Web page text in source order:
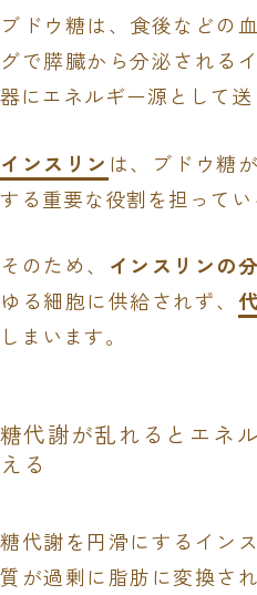
ブドウ糖は、食後などの
グで膵臓から分泌される
器にエネルギー源として送
インスリン は、ブドウ糖
する重要な役割を担ってい
そのため、 インスリンの
ゆる細胞に供給されず、
しまいます。
糖代謝が乱れるとエネ
える
糖代謝を円滑にするイン
質が過剰に脂肪に変換さ